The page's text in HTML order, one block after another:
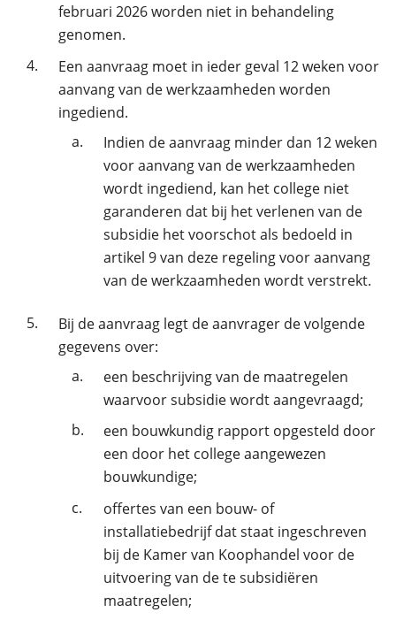
februari 2026 worden niet in behandeling
genomen.
4.
Een aanvraag moet in ieder geval 12 weken voor
aanvang van de werkzaamheden worden
ingediend.
a.
Indien de aanvraag minder dan 12 weken
voor aanvang van de werkzaamheden
wordt ingediend, kan het college niet
garanderen dat bij het verlenen van de
subsidie het voorschot als bedoeld in
artikel 9 van deze regeling voor aanvang
van de werkzaamheden wordt verstrekt.
5.
Bij de aanvraag legt de aanvrager de volgende
gegevens over:
a.
een beschrijving van de maatregelen
waarvoor subsidie wordt aangevraagd;
b.
een bouwkundig rapport opgesteld door
een door het college aangewezen
bouwkundige;
c.
offertes van een bouw- of
installatiebedrijf dat staat ingeschreven
bij de Kamer van Koophandel voor de
uitvoering van de te subsidiëren
maatregelen;